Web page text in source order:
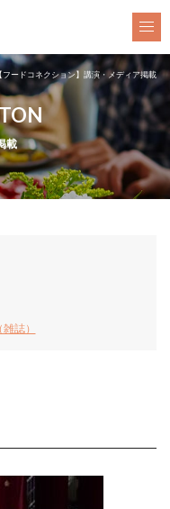
フードコネクション】講演・メディア掲載
載
誌）